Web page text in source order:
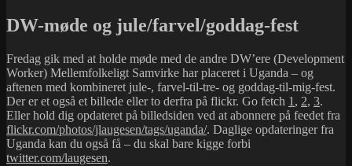
DW-møde og jule/farvel/goddag-fest
Fredag gik med at holde møde med de andre DW’ere (Development
Worker) Mellemfolkeligt Samvirke har placeret i Uganda – og
aftenen med kombineret jule-, farvel-til-tre- og goddag-til-mig-fest.
Der er et også et billede eller to derfra på flickr. Go fetch 1 , 2, 3.
Eller hold dig opdateret på billedsiden ved at abonnere på feedet fra
flickr.com/photos/jlaugesen/tags/uganda/. Daglige opdateringer fra
Uganda kan du også få – du skal bare kigge forbi
twitter.com/laugesen.